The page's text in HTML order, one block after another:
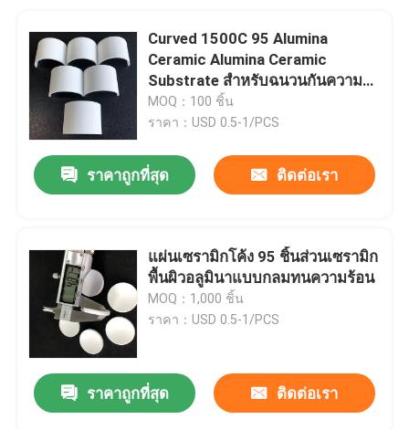
Curved 1500C 95 Alumina
Ceramic Alumina Ceramic
Substrate สำหรับฉนวนกันความ
ร้อนทนความร้อน
MOQ：100 ชิ้น
ราคา：USD 0.5-1/PCS
ราคาถูกที่สุด ติดต่อเรา
แผ่นเซรามิกโค้ง 95 ชิ้นส่วนเซรามิก
พื้นผิวอลูมินาแบบกลมทนความร้อน
MOQ：1,000 ชิ้น
ราคา：USD 0.5-1/PCS
ราคาถูกที่สุด ติดต่อเรา